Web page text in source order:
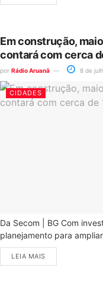
Em construção,
contará com cerca
por Rádio Aruanã 8 de
CIDADES
Da Secom | BG Com
planejamento para
LEIA MAIS